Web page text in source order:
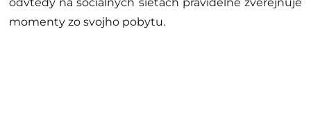
momenty zo svojho pobytu.